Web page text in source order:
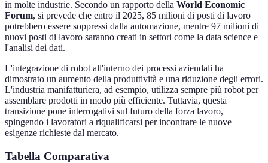
in molte industrie. Secondo un rapporto della World Economic
Forum, si prevede che entro il 2025, 85 milioni di posti di lavoro
potrebbero essere soppressi dalla automazione, mentre 97 milioni di
nuovi posti di lavoro saranno creati in settori come la data science e
l'analisi dei dati.
L'integrazione di robot all'interno dei processi aziendali ha
dimostrato un aumento della produttività e una riduzione degli errori.
L'industria manifatturiera, ad esempio, utilizza sempre più robot per
assemblare prodotti in modo più efficiente. Tuttavia, questa
transizione pone interrogativi sul futuro della forza lavoro,
spingendo i lavoratori a riqualificarsi per incontrare le nuove
esigenze richieste dal mercato.
Tabella Comparativa